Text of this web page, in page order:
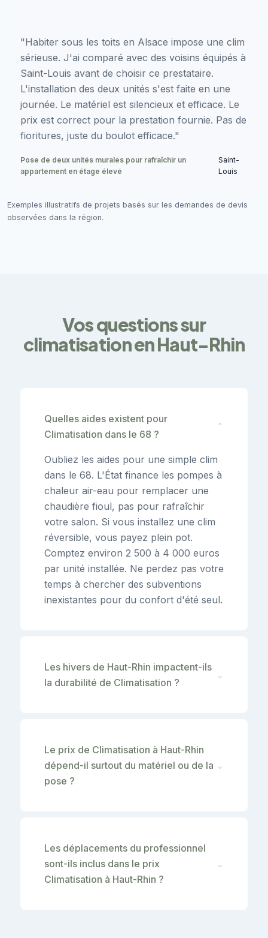
"Habiter sous les toits en Alsace impose une clim
sérieuse. J'ai comparé avec des voisins équipés à
Saint-Louis avant de choisir ce prestataire.
L'installation des deux unités s'est faite en une
journée. Le matériel est silencieux et efficace. Le
prix est correct pour la prestation fournie. Pas de
fioritures, juste du boulot efficace."
Pose de deux unités murales pour rafraîchir un
appartement en étage élevé
Saint-
Louis
Exemples illustratifs de projets basés sur les demandes de devis
observées dans la région.
Vos questions sur
climatisation en Haut-Rhin
Quelles aides existent pour
Climatisation dans le 68 ?
⌄
Oubliez les aides pour une simple clim
dans le 68. L'État finance les pompes à
chaleur air-eau pour remplacer une
chaudière fioul, pas pour rafraîchir
votre salon. Si vous installez une clim
réversible, vous payez plein pot.
Comptez environ 2 500 à 4 000 euros
par unité installée. Ne perdez pas votre
temps à chercher des subventions
inexistantes pour du confort d'été seul.
Les hivers de Haut-Rhin impactent-ils
la durabilité de Climatisation ?
⌄
Le prix de Climatisation à Haut-Rhin
dépend-il surtout du matériel ou de la
pose ?
⌄
Les déplacements du professionnel
sont-ils inclus dans le prix
Climatisation à Haut-Rhin ?
⌄